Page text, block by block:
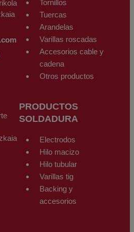
Tornillos
Tuercas
Arandelas
Varillas roscadas
Accesorios cable y
cadena
Otros productos
PRODUCTOS
SOLDADURA
Electrodos
Hilo macizo
Hilo tubular
Varillas tig
Backing y
accesorios